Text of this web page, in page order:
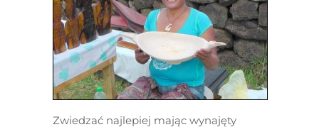
Zwiedzać najlepiej mając wynajęty